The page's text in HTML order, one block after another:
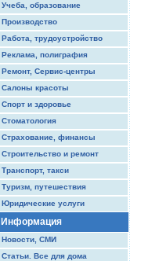
Учеба, образование
Производство
Работа, трудоустройство
Реклама, полиграфия
Ремонт, Сервис-центры
Салоны красоты
Спорт и здоровье
Стоматология
Страхование, финансы
Строительство и ремонт
Транспорт, такси
Туризм, путешествия
Юридические услуги
Информация
Новости, СМИ
Статьи. Все для дома